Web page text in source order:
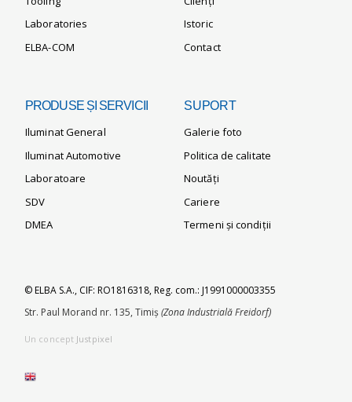
Laboratories
ELBA-COM
Istoric
Contact
PRODUSE ȘI SERVICII
Iluminat General
Iluminat Automotive
Laboratoare
SDV
DMEA
SUPORT
Galerie foto
Politica de calitate
Noutăți
Cariere
Termeni și condiții
© ELBA S.A., CIF: RO1816318, Reg. com.: J1991000003355
Str. Paul Morand nr. 135, Timiș(Zona Industrială Freidorf)
Un concept Justpixel